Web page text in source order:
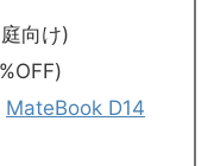
向け)
MateBook D14